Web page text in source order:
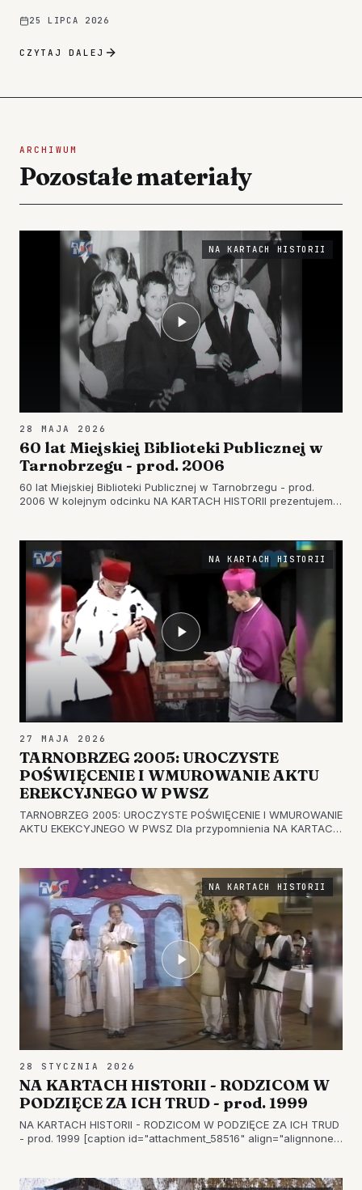
25 LIPCA 2026
CZYTAJ DALEJ
ARCHIWUM
Pozostałe materiały
NA KARTACH HISTORII
28 MAJA 2026
60 lat Miejskiej Biblioteki Publicznej w
Tarnobrzegu - prod. 2006
60 lat Miejskiej Biblioteki Publicznej w Tarnobrzegu - prod.
2006 W kolejnym odcinku NA KARTACH HISTORII prezentujemy
id="attachment_61…
NA KARTACH HISTORII
27 MAJA 2026
TARNOBRZEG 2005: UROCZYSTE
POŚWIĘCENIE I WMUROWANIE AKTU
EREKCYJNEGO W PWSZ
TARNOBRZEG 2005: UROCZYSTE POŚWIĘCENIE I WMUROWANIE
AKTU EKEKCYJNEGO W PWSZ Dla przypomnienia NA KARTACH
Poświęcenia i Wmurowania Aktu Er…
NA KARTACH HISTORII
28 STYCZNIA 2026
NA KARTACH HISTORII - RODZICOM W
PODZIĘCE ZA ICH TRUD - prod. 1999
NA KARTACH HISTORII - RODZICOM W PODZIĘCE ZA ICH TRUD
- prod. 1999 [caption id="attachment_58516" align="alignnone"
JASEŁKA - S…